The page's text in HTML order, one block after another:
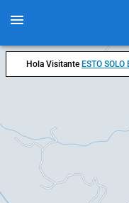
Hola Visitante ESTO